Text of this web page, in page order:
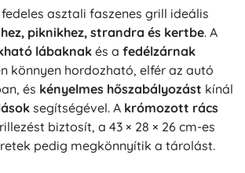
asztali faszenes grill ideális
piknikhez, strandra és kertbe. A
lábaknakés a fedélzárnak
könnyen hordozható, elfér az autó
és kényelmes hőszabályozást kínál
segítségével. A krómozott rács
biztosít, a 43 × 28 × 26 cm-es
pedig megkönnyítik a tárolást.